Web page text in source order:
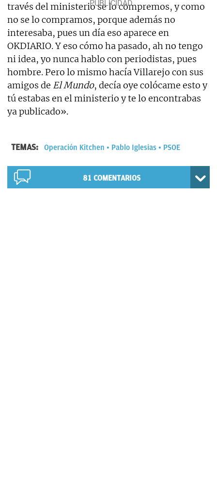
través del ministerio se lo compremos, y como
no se lo compramos, porque además no
interesaba, pues un día eso aparece en
OKDIARIO. Y eso cómo ha pasado, ah no tengo
ni idea, yo nunca hablo con periodistas, pues
hombre. Pero lo mismo hacía Villarejo con sus
amigos de El Mundo, decía oye colócame esto y
tú estabas en el ministerio y te lo encontrabas
ya publicado».
TEMAS: Operación Kitchen Pablo Iglesias PSOE
81 COMENTARIOS